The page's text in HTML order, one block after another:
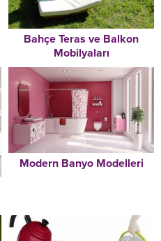
Bahçe Teras ve Balkon
Mobilyaları
Modern Banyo Modelleri